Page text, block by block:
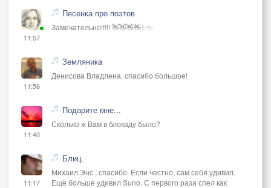
11:57
Песенка про поэтов
Замечательно!!!!! 👋👋👋👋✨✨
11:56
Земляника
Денисова Владлена, спасибо большое!
11:40
Подарите мне...
Сколько ж Вам в блокаду было?
11:17
Блиц.
Михаил Энс , спасибо. Если честно, сам себя удивил.
Ещё больше удивил Suno. С первого раза спел как